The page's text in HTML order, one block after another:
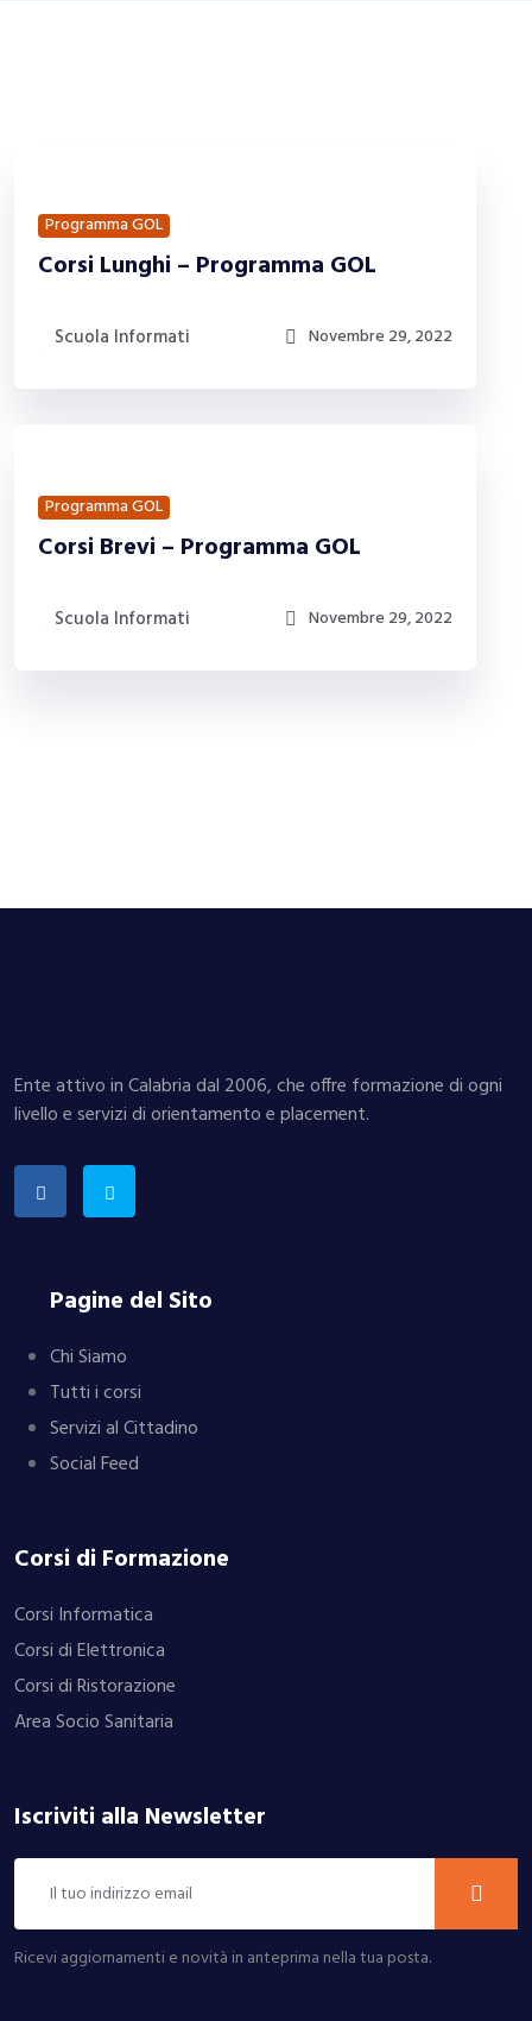
Programma GOL
Corsi Lunghi – Programma GOL
Scuola Informati Novembre 29, 2022
Programma GOL
Corsi Brevi – Programma GOL
Scuola Informati Novembre 29, 2022
Ente attivo in Calabria dal 2006, che offre formazione di ogni
livello e servizi di orientamento e placement.
Pagine del Sito
Chi Siamo
Tutti i corsi
Servizi al Cittadino
Social Feed
Corsi di Formazione
Corsi Informatica
Corsi di Elettronica
Corsi di Ristorazione
Area Socio Sanitaria
Iscriviti alla Newsletter
Ricevi aggiornamenti e novità in anteprima nella tua posta.